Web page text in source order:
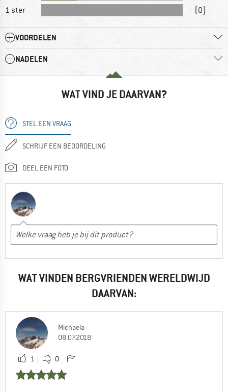
1 ster
(0)
VOORDELEN
NADELEN
WAT VIND JE DAARVAN?
STEL EEN VRAAG
SCHRIJF EEN BEOORDELING
DEEL EEN FOTO
WAT VINDEN BERGVRIENDEN WERELDWIJD
DAARVAN:
Michaela
08.07.2018
1 0